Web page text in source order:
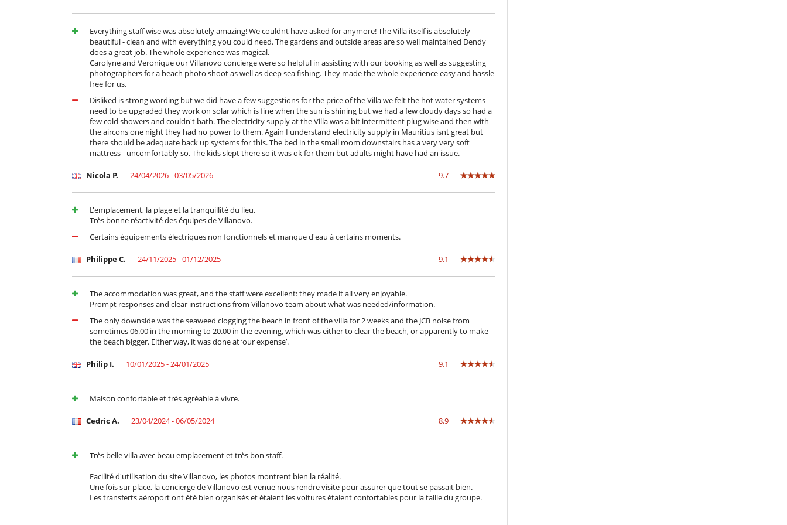
Señora de la limpieza
Everything staff wise was absolutely amazing! We couldnt have asked for anymore! The Villa itself is absolutely
beautiful - clean and with everything you could need. The gardens and outside areas are so well maintained Dendy
does a great job. The whole experience was magical.
Carolyne and Veronique our Villanovo concierge were so helpful in assisting with our booking as well as suggesting
photographers for a beach photo shoot as well as deep sea fishing. They made the whole experience easy and hassle
free for us.
Disliked is strong wording but we did have a few suggestions for the price of the Villa we felt the hot water systems
need to be upgraded they work on solar which is fine when the sun is shining but we had a few cloudy days so had a
few cold showers and couldn't bath. The electricity supply at the Villa was a bit intermittent plug wise and then with
the aircons one night they had no power to them. Again I understand electricity supply in Mauritius isnt great but
there should be adequate back up systems for this. The bed in the small room downstairs has a very very soft
mattress - uncomfortably so. The kids slept there so it was ok for them but adults might have had an issue.
Nicola P. 24/04/2026 - 03/05/2026 9.7
L'emplacement, la plage et la tranquillité du lieu.
Très bonne réactivité des équipes de Villanovo.
Certains équipements électriques non fonctionnels et manque d'eau à certains moments.
Philippe C. 24/11/2025 - 01/12/2025 9.1
The accommodation was great, and the staff were excellent: they made it all very enjoyable.
Prompt responses and clear instructions from Villanovo team about what was needed/information.
The only downside was the seaweed clogging the beach in front of the villa for 2 weeks and the JCB noise from
sometimes 06.00 in the morning to 20.00 in the evening, which was either to clear the beach, or apparently to make
the beach bigger. Either way, it was done at ‘our expense’.
Philip I. 10/01/2025 - 24/01/2025 9.1
Maison confortable et très agréable à vivre.
Cedric A. 23/04/2024 - 06/05/2024 8.9
Très belle villa avec beau emplacement et très bon staff.
Facilité d'utilisation du site Villanovo, les photos montrent bien la réalité.
Une fois sur place, la concierge de Villanovo est venue nous rendre visite pour assurer que tout se passait bien.
Les transferts aéroport ont été bien organisés et étaient les voitures étaient confortables pour la taille du groupe.